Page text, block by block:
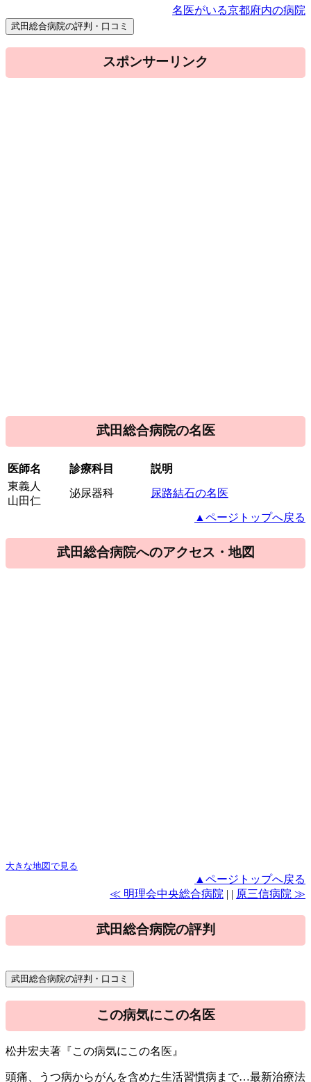
名医がいる京都府内の病院
スポンサーリンク
武田総合病院の名医
医師名 診療科目
説明
東義人
山田仁
泌尿器科 尿路結石の名医
▲ページトップへ戻る
武田総合病院へのアクセス・地図
大きな地図で見る
▲ページトップへ戻る
≪ 明理会中央総合病院 | | 原三信病院 ≫
武田総合病院の評判
この病気にこの名医
松井宏夫著『この病気にこの名医』
頭痛、うつ病からがんを含めた生活習慣病まで…最新治療法